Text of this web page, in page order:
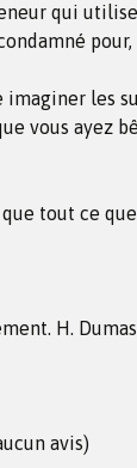
qui
imaginer les
vous ayez
tout ce que
H. Dumas
avis)